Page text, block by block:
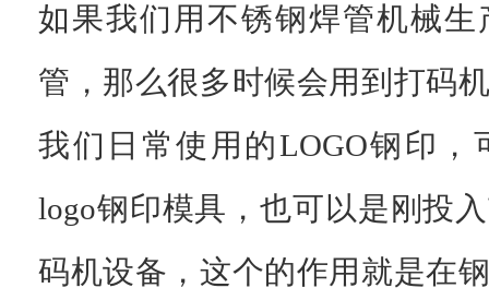
如果我们用不锈钢焊管机械
管，那么很多时候会用到打码
我们日常使用的LOGO钢印，
logo钢印模具，也可以是刚投
码机设备，这个的作用就是在